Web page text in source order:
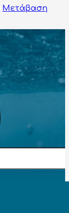
Μετάβαση